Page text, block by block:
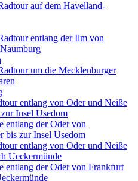
auf dem Havelland-
entlang der Ilm von
um die Mecklenburger
entlang von Oder und Neiße
Insel Usedom
entlang der Oder von
bis zur Insel Usedom
entlang von Oder und Neiße
Ueckermünde
entlang der Oder von Frankfurt